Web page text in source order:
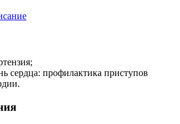
сердца: профилактика приступов